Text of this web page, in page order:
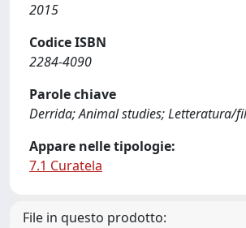
2015
Codice ISBN
2284-4090
Parole chiave
Derrida; Animal studies; Letteratura/
Appare nelle tipologie:
7.1 Curatela
File in questo prodotto: